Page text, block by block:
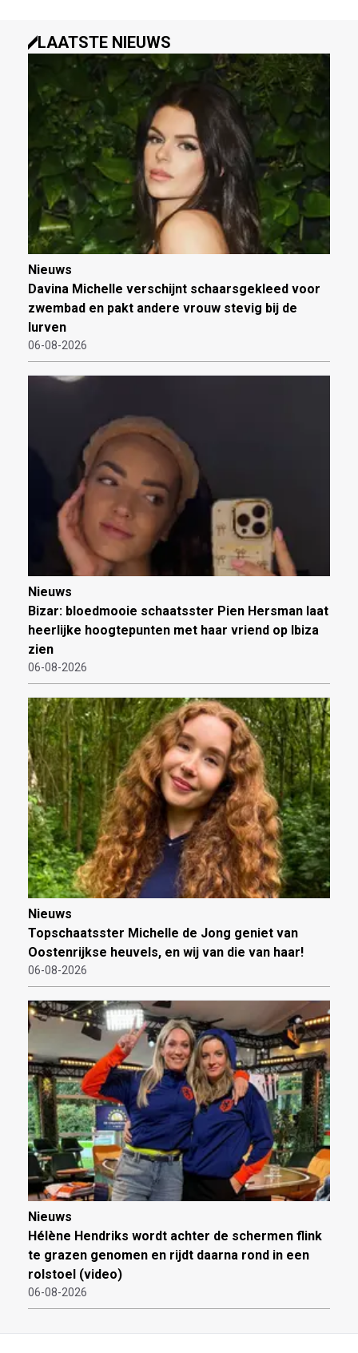
LAATSTE NIEUWS
Nieuws
Davina Michelle verschijnt schaarsgekleed voor
zwembad en pakt andere vrouw stevig bij de
lurven
06-08-2026
Nieuws
Bizar: bloedmooie schaatsster Pien Hersman laat
heerlijke hoogtepunten met haar vriend op Ibiza
zien
06-08-2026
Nieuws
Topschaatsster Michelle de Jong geniet van
Oostenrijkse heuvels, en wij van die van haar!
06-08-2026
Nieuws
Hélène Hendriks wordt achter de schermen flink
te grazen genomen en rijdt daarna rond in een
rolstoel (video)
06-08-2026